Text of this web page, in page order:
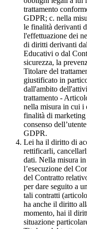
trattamento
GDPR; c. nella
le finalità derivanti
l'effettuazione dei
di diritti derivanti
Educativi o dal
sicurezza, la
Titolare del
giustificato in
dall'ambito
trattamento -
nella misura in cui i
finalità di marketing
consenso
GDPR.
Lei ha il diritto di
rettificarli,
dati. Nella misura
l’esecuzione del
del Contratto
per dare seguito a
tali contratti
ha anche il diritto
momento, hai il
situazione